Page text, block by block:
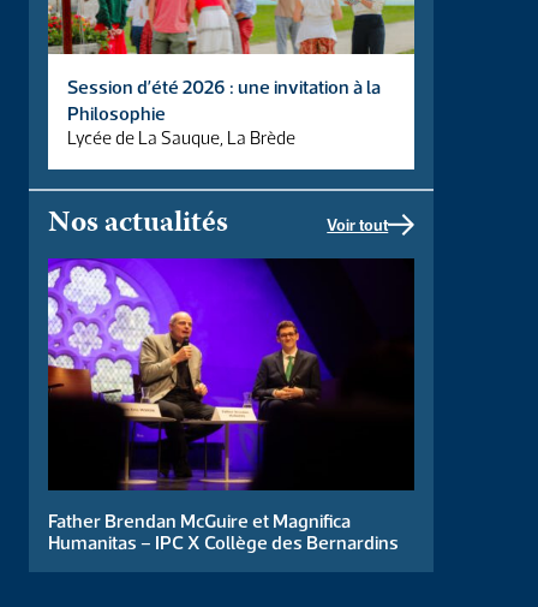
Session d’été 2026 : une invitation à la
Philosophie
Lycée de La Sauque, La Brède
Nos actualités Voir tout
Father Brendan McGuire et Magnifica
Humanitas – IPC X Collège des Bernardins
Par Clotilde Potez, Agnès Certain, Stéphane Vignes, Nicole
presse aux Annales médico-psychologiques. Résumé
Contexte et problématique – Des pratiques plus centrées sur
How Do Artificial
Intelligences Think? The
Three Mathematico-
Cognitive Factors of
Categorical
Segmentation Operated
by Synthetic Neurons